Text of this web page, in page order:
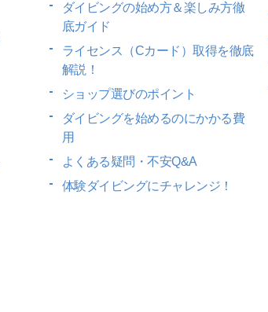
ダイビングの始め方＆楽しみ方徹
底ガイド
ライセンス（Cカード）取得を徹底
解説！
ショップ選びのポイント
ダイビングを始めるのにかかる費
用
よくある疑問・不安Q&A
体験ダイビングにチャレンジ！